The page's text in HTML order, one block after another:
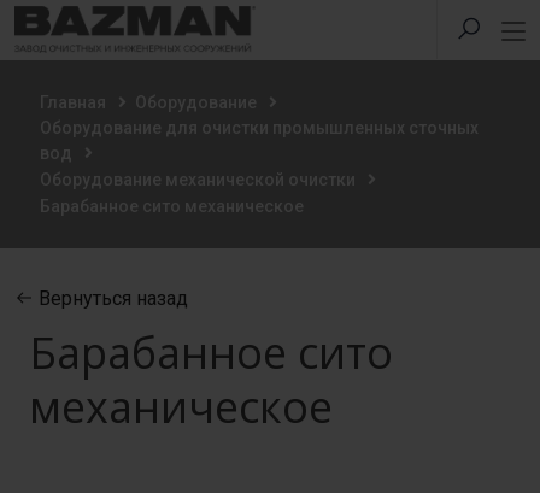
Главная
Оборудование
Оборудование для очистки промышленных сточных
вод
Оборудование механической очистки
Барабанное сито механическое
Вернуться назад
Барабанное сито
механическое